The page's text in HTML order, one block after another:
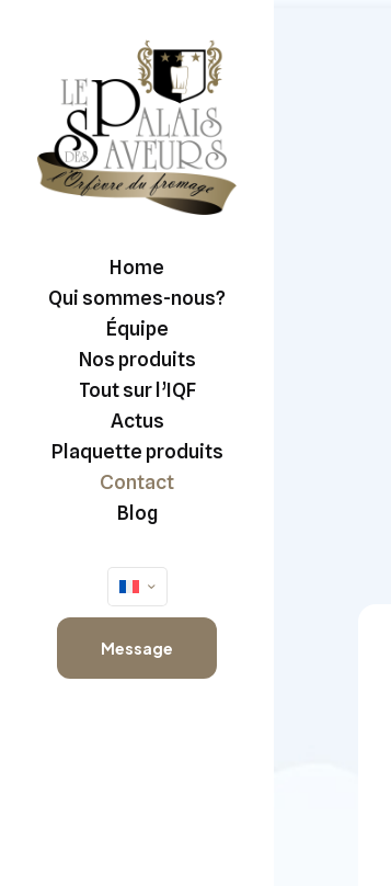
Home
Qui sommes-nous?
Équipe
Nos produits
Tout sur l’IQF
Actus
Plaquette produits
Contact
Blog
Message